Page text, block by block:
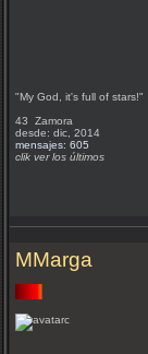
"My God, it's full of stars!"
43 Zamora
desde: dic, 2014
mensajes: 605
clik ver los últimos
MMarga